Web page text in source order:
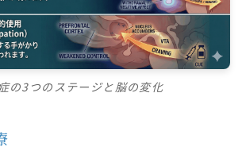
の3つのステージと脳の変化